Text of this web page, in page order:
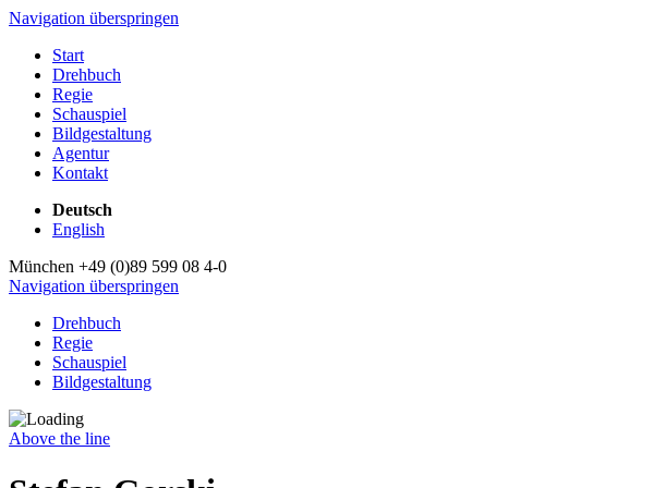
Navigation überspringen
Start
Drehbuch
Regie
Schauspiel
Bildgestaltung
Agentur
Kontakt
Deutsch
English
München +49 (0)89 599 08 4-0
Navigation überspringen
Drehbuch
Regie
Schauspiel
Bildgestaltung
Above the line